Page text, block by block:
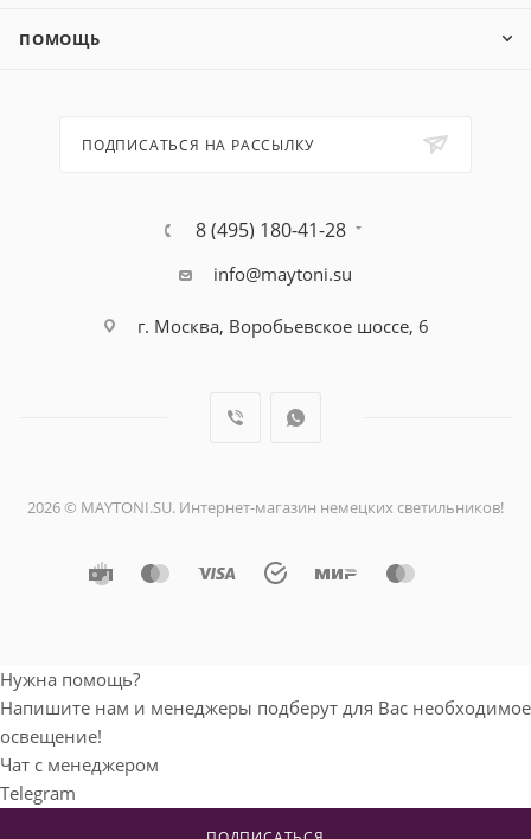
ПОМОЩЬ
ПОДПИСАТЬСЯ НА РАССЫЛКУ
8 (495) 180-41-28
info@maytoni.su
г. Москва, Воробьевское шоссе, 6
2026 © MAYTONI.SU. Интернет-магазин немецких светильников!
Нужна помощь?
Напишите нам и менеджеры подберут для
Вас необходимое освещение!
Чат с менеджером
Telegram